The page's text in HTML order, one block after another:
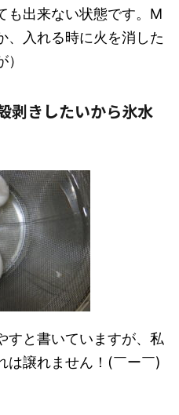
も出来ない状態です。M
、入れる時に火を消した
きしたいから氷水
すと書いていますが、私
は譲れません！(￣ー￣)